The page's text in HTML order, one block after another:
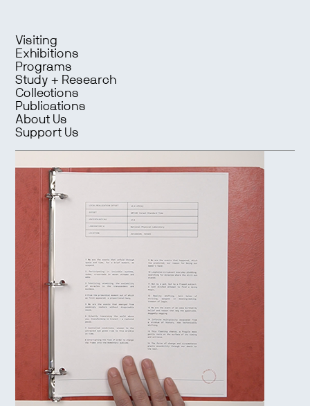
Visiting
Exhibitions
Programs
Study + Research
Collections
Publications
About Us
Support Us